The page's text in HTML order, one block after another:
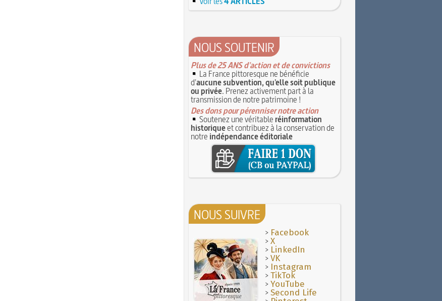
NOUS SOUTENIR
Plus de 25 ANS d'action et de convictions
La France pittoresque ne bénéficie
d'aucune subvention, qu'elle soit publique
ou privée. Prenez activement part à la
transmission de notre patrimoine !
Des dons pour pérenniser notre action
Soutenez une véritableréinformation
historiqueet contribuez à la conservation de
notre indépendance éditoriale
NOUS SUIVRE
> Facebook
>X
> LinkedIn
>VK
> Instagram
>TikTok
>YouTube
>Second Life